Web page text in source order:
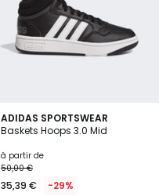
ADIDAS SPORTSWEAR
Baskets Hoops 3.0 Mid
à partir de
50,00 €
35,39 € -29%
4,8
/ 5
2
Couleurs